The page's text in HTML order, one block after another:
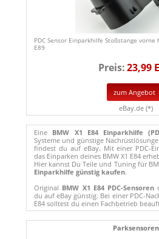
PDC Sensor Einparkhilfe Stoßstange
E89
Preis:23,99
zum Angebot
eBay.de (*)
Eine BMW X1 E84 Einparkhilfe
Systeme und günstige
findest du auf eBay. Mit einer PDC-
das Einparken deines BMW X1 E84
Hier kannst Du Teile und Tuning für
Einparkhilfe günstig kaufen.
Original BMW X1 E84 PDC-Sensoren
du auf eBay günstig. Bei einer PDC-
E84 solltest du einen Fachbetrieb
Parksensoren